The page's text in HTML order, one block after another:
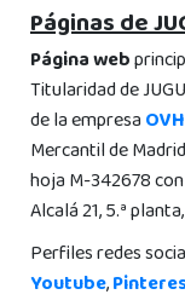
Páginas de
Página web
Titularidad de
de la empresa
Mercantil de
hoja M-342678
Alcalá 21, 5.ª
Perfiles redes
Youtube,